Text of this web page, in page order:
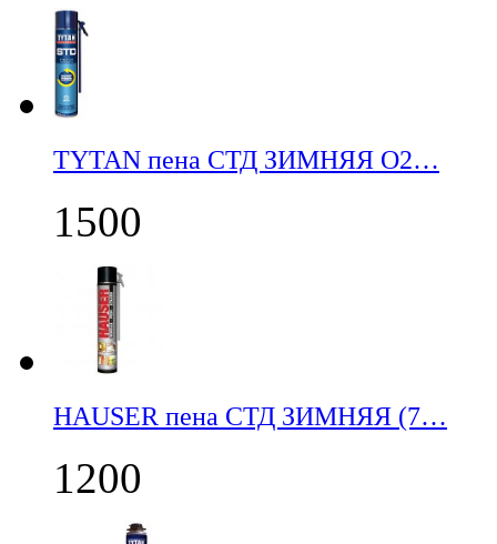
TYTAN пена СТД ЗИМНЯЯ О2…
1500
НАUSER пена СТД ЗИМНЯЯ (7…
1200